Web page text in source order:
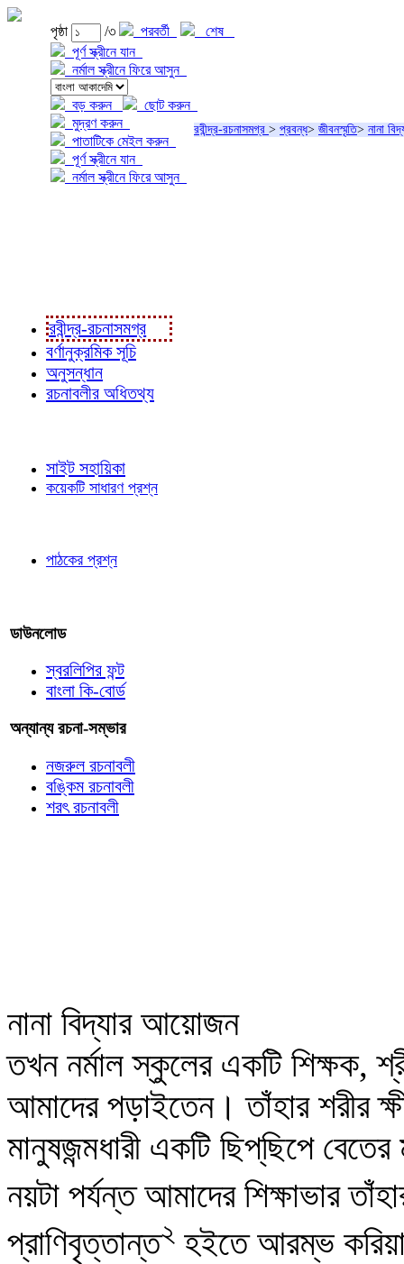
পৃষ্ঠা /৩ পরবর্তী
শেষ
পূর্ণ স্ক্রীনে যান
নর্মাল স্ক্রীনে ফিরে আসুন
বড় করুন
ছোট করুন
মুদ্রণ করুন
পাতাটিকে মেইল করুন
পূর্ণ স্ক্রীনে যান
নর্মাল স্ক্রীনে ফিরে আসুন
রবীন্দ্র-রচনাসমগ্র > প্রবন্ধ> জীবনস্মৃতি> নানা
রবীন্দ্র-রচনাসমগ্র
বর্ণানুক্রমিক সূচি
অনুসন্ধান
রচনাবলীর অধিতথ্য
সাইট সহায়িকা
কয়েকটি সাধারণ প্রশ্ন
পাঠকের প্রশ্ন
ডাউনলোড
স্বরলিপির ফন্ট
বাংলা কি-বোর্ড
অন্যান্য রচনা-সম্ভার
নজরুল রচনাবলী
বঙ্কিম রচনাবলী
শরৎ রচনাবলী
নানা বিদ্যার আয়োজন
তখন নর্মাল স্কুলের একটি শিক্ষক,
আমাদের পড়াইতেন। তাঁহার শরীর
মানুষজন্মধারী একটি ছিপ্‌ছিপে
নয়টা পর্যন্ত আমাদের শিক্ষাভার
প্রাণিবৃত্তান্ত২ হইতে আরম্ভ করিয়া